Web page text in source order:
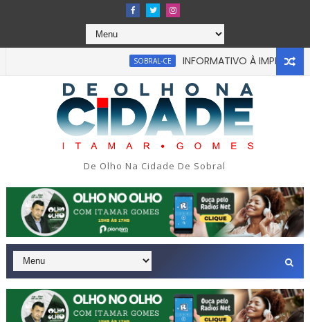
SOBRAL-CE INFORMATIVO À IMPRENSA
De Olho Na Cidade De Sobral